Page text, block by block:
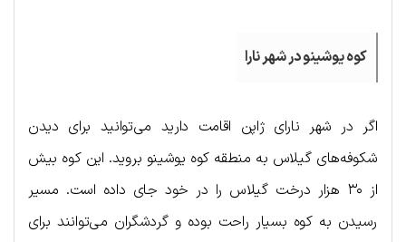
کوه یوشینو در شهر نارا
اگر در شهر نارای ژاپن اقامت دارید می‌توانید برای دیدن
شکوفه‌های گیلاس به منطقه کوه یوشینو بروید. این کوه بیش
از ۳۰ هزار درخت گیلاس را در خود جای داده است. مسیر
رسیدن به کوه بسیار راحت بوده و گردشگران می‌توانند برای